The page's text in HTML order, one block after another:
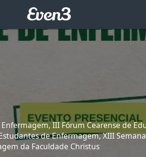
III Fórum Cearense de
de Enfermagem, XIII
da Faculdade Christus